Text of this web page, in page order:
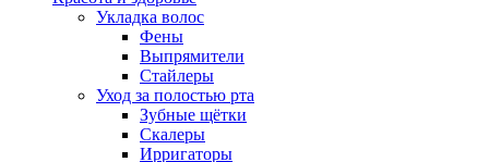
Укладка волос
Фены
Выпрямители
Стайлеры
Уход за полостью рта
Зубные щётки
Скалеры
Ирригаторы